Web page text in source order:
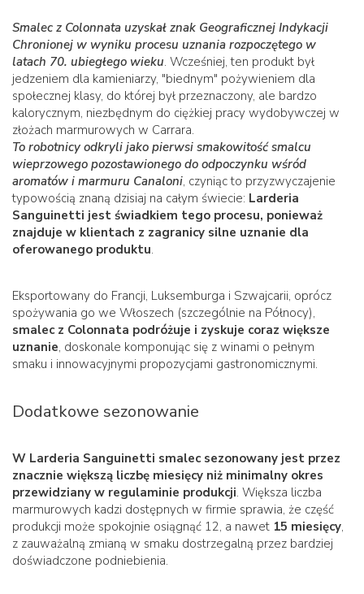
Smalec z Colonnata uzyskał znak Geograficznej Indykacji
Chronionej w wyniku procesu uznania rozpoczętego w
latach 70. ubiegłego wieku. Wcześniej, ten produkt był
jedzeniem dla kamieniarzy, "biednym" pożywieniem dla
społecznej klasy, do której był przeznaczony, ale bardzo
kalorycznym, niezbędnym do ciężkiej pracy wydobywczej w
złożach marmurowych w Carrara.
To robotnicy odkryli jako pierwsi smakowitość smalcu
wieprzowego pozostawionego do odpoczynku wśród
aromatów i marmuru Canaloni, czyniąc to przyzwyczajenie
typowością znaną dzisiaj na całym świecie: Larderia
Sanguinetti jest świadkiem tego procesu, ponieważ
znajduje w klientach z zagranicy silne uznanie dla
oferowanego produktu.
Eksportowany do Francji, Luksemburga i Szwajcarii, oprócz
spożywania go we Włoszech (szczególnie na Północy),
smalec z Colonnata podróżuje i zyskuje coraz większe
uznanie, doskonale komponując się z winami o pełnym
smaku i innowacyjnymi propozycjami gastronomicznymi.
Dodatkowe sezonowanie
W Larderia Sanguinetti smalec sezonowany jest przez
znacznie większą liczbę miesięcy niż minimalny okres
przewidziany w regulaminie produkcji. Większa liczba
marmurowych kadzi dostępnych w firmie sprawia, że część
produkcji może spokojnie osiągnąć 12, a nawet 15 miesięcy,
z zauważalną zmianą w smaku dostrzegalną przez bardziej
doświadczone podniebienia.